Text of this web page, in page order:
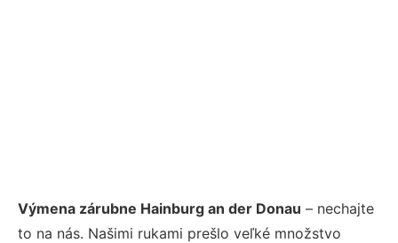
Výmena zárubne Hainburg an der Donau – nechajte
to na nás. Našimi rukami prešlo veľké množstvo